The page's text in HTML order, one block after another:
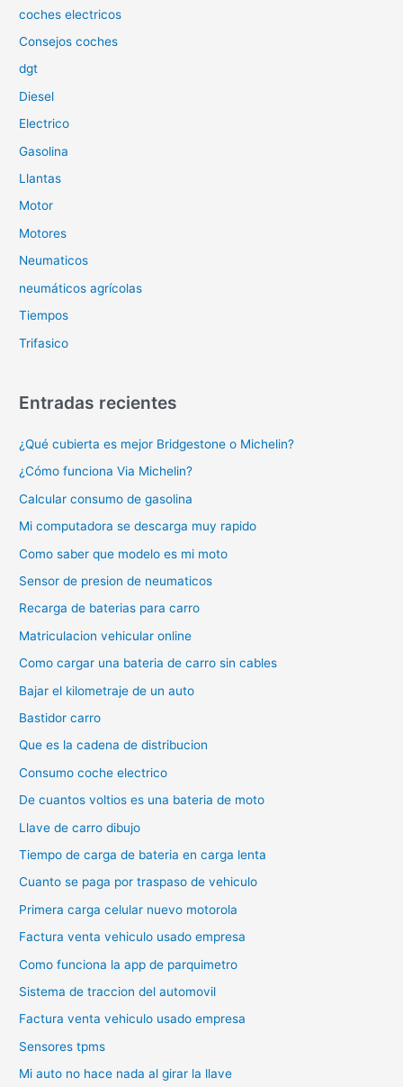
o
coches electricos
Consejos coches
dgt
Diesel
Electrico
Gasolina
Llantas
Motor
Motores
Neumaticos
neumáticos agrícolas
Tiempos
Trifasico
Entradas recientes
¿Qué cubierta es mejor Bridgestone o Michelin?
¿Cómo funciona Via Michelin?
Calcular consumo de gasolina
Mi computadora se descarga muy rapido
Como saber que modelo es mi moto
Sensor de presion de neumaticos
Recarga de baterias para carro
Matriculacion vehicular online
Como cargar una bateria de carro sin cables
Bajar el kilometraje de un auto
Bastidor carro
Que es la cadena de distribucion
Consumo coche electrico
De cuantos voltios es una bateria de moto
Llave de carro dibujo
Tiempo de carga de bateria en carga lenta
Cuanto se paga por traspaso de vehiculo
Primera carga celular nuevo motorola
Factura venta vehiculo usado empresa
Como funciona la app de parquimetro
Sistema de traccion del automovil
Factura venta vehiculo usado empresa
Sensores tpms
Mi auto no hace nada al girar la llave